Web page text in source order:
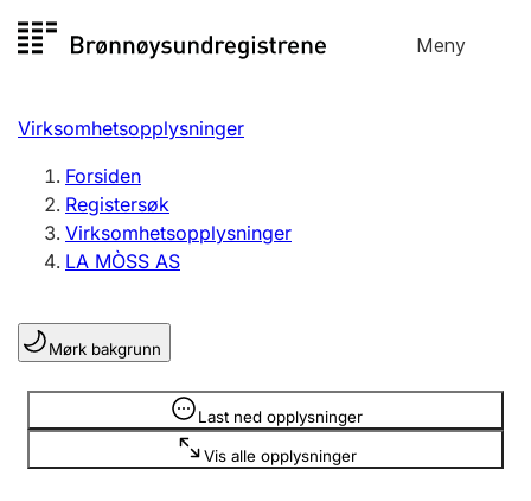
til
Meny
Registersøk
Aksjeselskap
Enkeltpersonforetak
Registrere, endre, slette
Lag og forening
Registrere, endre, slette
Virksomhetsopplysninger
Forsiden
Registersøk
Virksomhetsopplysninger
LA MÒSS AS
Mørk bakgrunn
Last ned opplysninger
Vis alle opplysninger
Opplysninger er skjult